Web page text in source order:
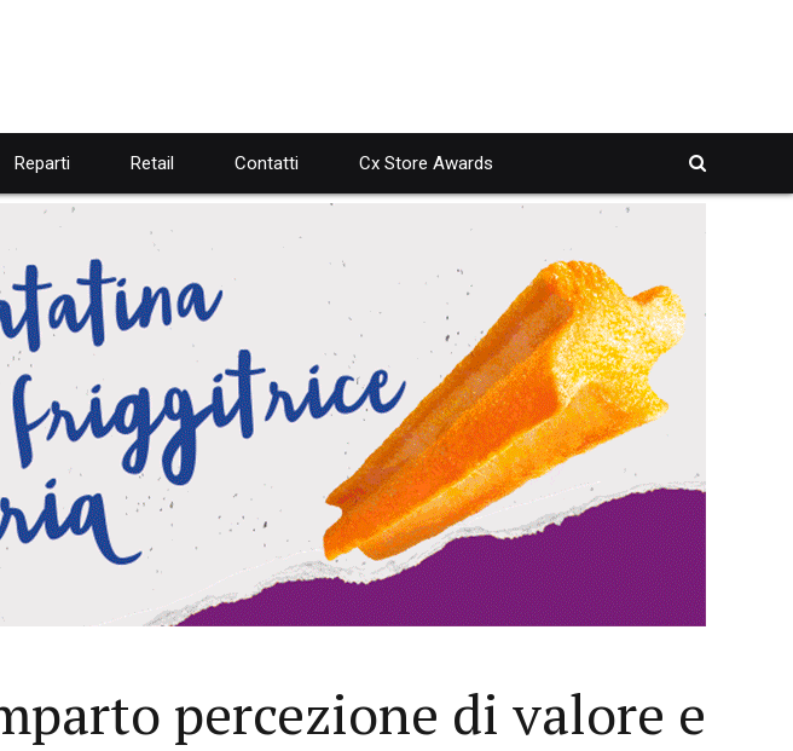
Reparti Retail Contatti Cx Store Awards
percezione di valore e